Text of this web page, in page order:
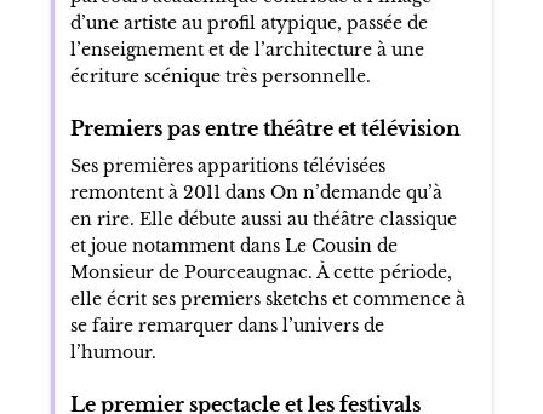
Avant de se consacrer totalement à la scène,
Laura Laune suit une formation en
architecture puis obtient un master
libre de Bruxelles. Elle enseigne le dessin
technique et la technologie avant de faire de
l’humour son activité principale. Ce
parcours académique contribue à l’image
d’une artiste au profil atypique, passée de
l’enseignement et de l’architecture à une
écriture scénique très personnelle.
Premiers pas entre théâtre et télévision
remontent à 2011 dans On n’demande qu’à